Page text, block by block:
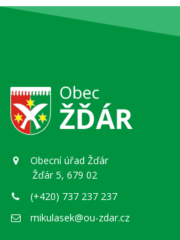
Obecní úřad Žďár
Žďár 5, 679 02
(+420) 737 237 237
mikulasek@ou-zdar.cz